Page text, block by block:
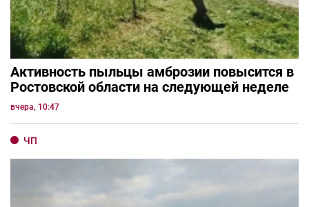
Активность пыльцы амброзии повысится в
Ростовской области на следующей неделе
вчера, 10:47
ЧП